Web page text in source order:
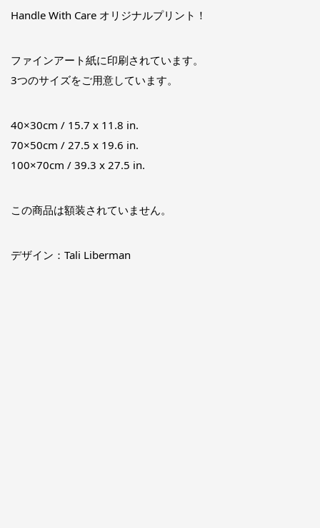
Handle With Care オリジナルプリント！
ファインアート紙に印刷されています。
3つのサイズをご用意しています。
40×30cm / 15.7 x 11.8 in.
70×50cm / 27.5 x 19.6 in.
100×70cm / 39.3 x 27.5 in.
この商品は額装されていません。
デザイン：Tali Liberman